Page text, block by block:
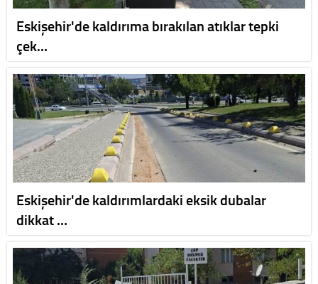
Eskişehir'de kaldırıma bırakılan atıklar tepki
çek…
Eskişehir'de kaldırımlardaki eksik dubalar
dikkat …